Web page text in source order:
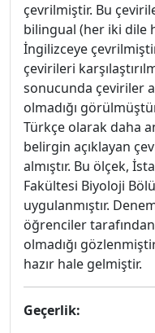
çevrilmiştir. Bu
bilingual (her iki dile
İngilizceye
çevirileri
sonucunda çeviriler
olmadığı
Türkçe olarak daha
belirgin açıklayan
almıştır. Bu ölçek,
Fakültesi Biyoloji
uygulanmıştır.
öğrenciler
olmadığı
hazır hale gelmiştir.
Geçerlik: